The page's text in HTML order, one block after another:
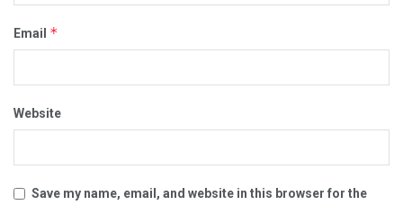
Email *
Website
Save my name, email, and website in this browser for the